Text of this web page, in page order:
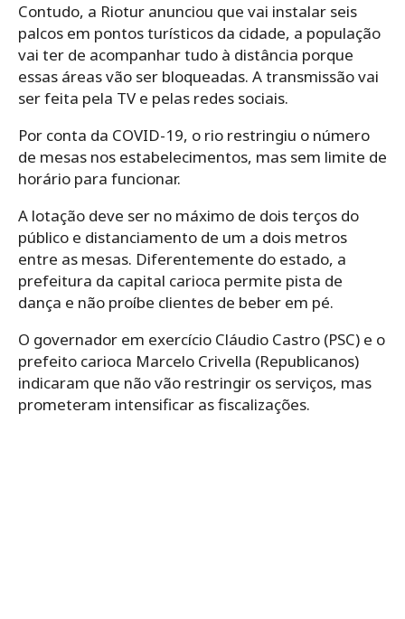
Contudo, a Riotur anunciou que vai instalar seis
palcos em pontos turísticos da cidade, a população
vai ter de acompanhar tudo à distância porque
essas áreas vão ser bloqueadas. A transmissão vai
ser feita pela TV e pelas redes sociais.
Por conta da COVID-19, o rio restringiu o número
de mesas nos estabelecimentos, mas sem limite de
horário para funcionar.
A lotação deve ser no máximo de dois terços do
público e distanciamento de um a dois metros
entre as mesas. Diferentemente do estado, a
prefeitura da capital carioca permite pista de
dança e não proíbe clientes de beber em pé.
O governador em exercício Cláudio Castro (PSC) e o
prefeito carioca Marcelo Crivella (Republicanos)
indicaram que não vão restringir os serviços, mas
prometeram intensificar as fiscalizações.